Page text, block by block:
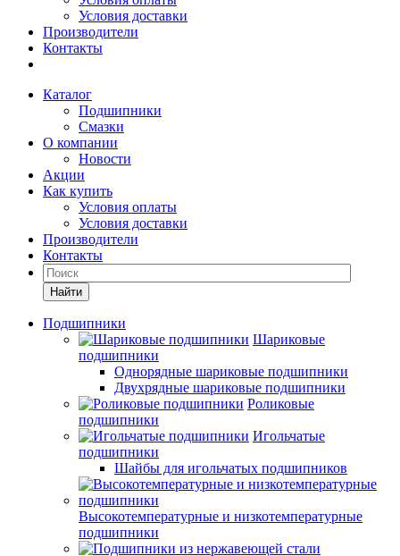
Условия доставки
Производители
Контакты
Каталог
Подшипники
Смазки
О компании
Новости
Акции
Как купить
Условия оплаты
Условия доставки
Производители
Контакты
Найти
Подшипники
Шариковые
подшипники
Однорядные шариковые подшипники
Двухрядные шариковые подшипники
Роликовые
подшипники
Игольчатые
подшипники
Шайбы для игольчатых подшипников
Высокотемпературные и низкотемпературные
подшипники